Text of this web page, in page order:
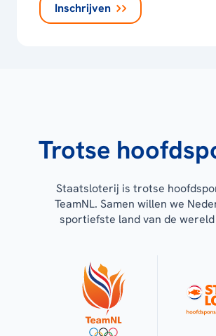
Inschrijven
Trotse
Staatsloterij is trotse
TeamNL. Samen willen we
sportiefste land van de